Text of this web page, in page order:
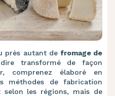
près autant de fromage de
transformé de façon
comprenez élaboré en
méthodes de fabrication
selon les régions, mais de